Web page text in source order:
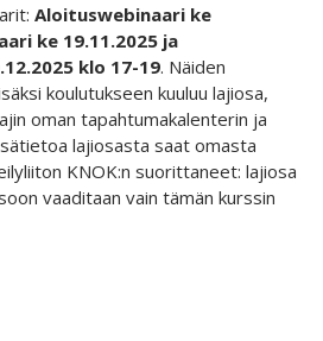
Aloituswebinaari ke
ke 19.11.2025 ja
klo 17-19. Näiden
koulutukseen kuuluu lajiosa,
oman tapahtumakalenterin ja
lajiosasta saat omasta
KNOK:n suorittaneet: lajiosa
vaaditaan vain tämän kurssin